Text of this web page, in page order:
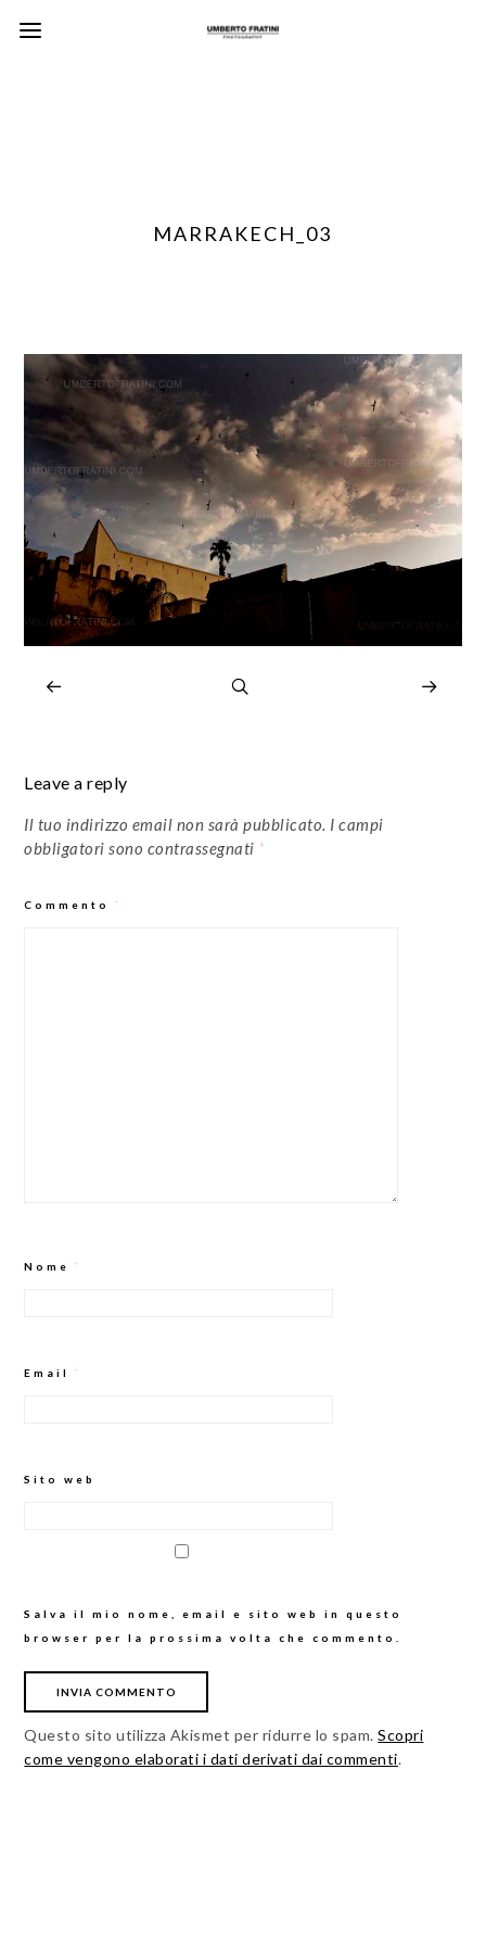
MARRAKECH_03
Leave a reply
Il tuo indirizzo email non sarà pubblicato. I campi
obbligatori sono contrassegnati *
Commento *
Nome *
Email *
Sito web
Salva il mio nome, email e sito web in questo
browser per la prossima volta che commento.
Questo sito utilizza Akismet per ridurre lo spam.Scopri
come vengono elaborati i dati derivati dai commenti.